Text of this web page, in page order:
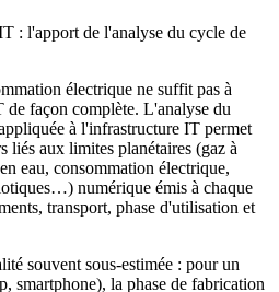
: l'apport de l'analyse du cycle de
électrique ne suffit pas à
de façon complète. L'analyse du
à l'infrastructure IT permet
liés aux limites planétaires (gaz à
eau, consommation électrique,
numérique émis à chaque
transport, phase d'utilisation et
souvent sous-estimée : pour un
smartphone), la phase de fabrication